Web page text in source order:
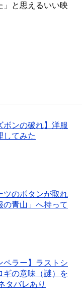
と思えるいい映
ボンの破れ】洋服
してみた
ツのボタンが取れ
の青山」へ持って
ペラー】ラストシ
ギの意味（謎）を
タバレあり